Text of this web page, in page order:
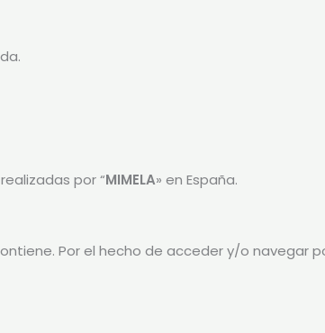
por “MIMELA» en España.
Por el hecho de acceder y/o navegar